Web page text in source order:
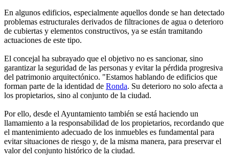
En algunos edificios, especialmente aquellos donde se han detectado
problemas estructurales derivados de filtraciones de agua o deterioro
de cubiertas y elementos constructivos, ya se están tramitando
actuaciones de este tipo.
El concejal ha subrayado que el objetivo no es sancionar, sino
garantizar la seguridad de las personas y evitar la pérdida progresiva
del patrimonio arquitectónico. "Estamos hablando de edificios que
forman parte de la identidad de Ronda. Su deterioro no solo afecta a
los propietarios, sino al conjunto de la ciudad.
Por ello, desde el Ayuntamiento también se está haciendo un
llamamiento a la responsabilidad de los propietarios, recordando que
el mantenimiento adecuado de los inmuebles es fundamental para
evitar situaciones de riesgo y, de la misma manera, para preservar el
valor del conjunto histórico de la ciudad.